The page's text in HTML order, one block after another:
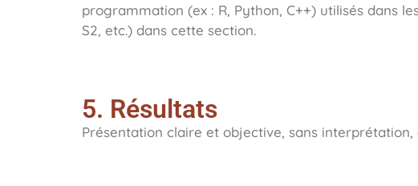
programmation (ex : R, Python, C++) utilisés dans
S2, etc.) dans cette section.
5. Résultats
Présentation claire et objective, sans